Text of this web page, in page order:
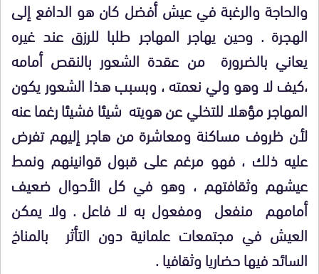
والحاجة والرغبة في عيش أفضل كان هو الدافع إلى
الهجرة . وحين يهاجر المهاجر طلبا للرزق عند غيره
يعاني بالضرورة من عقدة الشعور بالنقص أمامه
،كيف لا وهو ولي نعمته ، وبسبب هذا الشعور يكون
المهاجر مؤهلا للتخلي عن هويته شيئا فشيئا رغما عنه
لأن ظروف مساكنة ومعاشرة من هاجر إليهم تفرض
عليه ذلك ، فهو مرغم على قبول قوانينهم ونمط
عيشهم وثقافتهم ، وهو في كل الأحوال ضعيف
أمامهم منفعل ومفعول به لا فاعل . ولا يمكن
العيش في مجتمعات علمانية دون التأثر بالمناخ
السائد فيها حضاريا وثقافيا .